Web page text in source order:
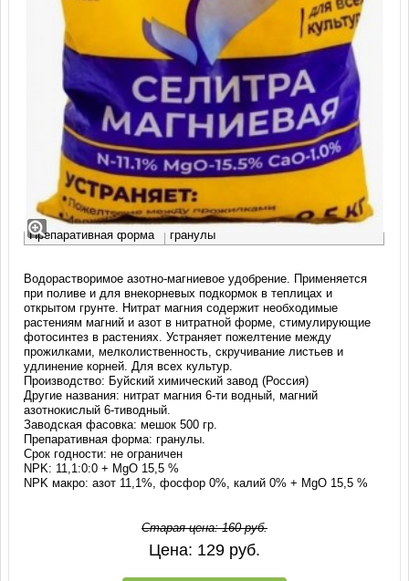
Селитра магниевая (500 гр)
Производство
Буйский химический завод (Россия)
Заводская фасовка
мешок 0,5 кг
Препаративная форма
гранулы
Водорастворимое азотно-магниевое удобрение. Применяется
при поливе и для внекорневых подкормок в теплицах и
открытом грунте. Нитрат магния содержит необходимые
растениям магний и азот в нитратной форме, стимулирующие
фотосинтез в растениях. Устраняет пожелтение между
прожилками, мелколиственность, скручивание листьев и
удлинение корней. Для всех культур.
Производство: Буйский химический завод (Россия)
Другие названия: нитрат магния 6-ти водный, магний
азотнокислый 6-тиводный.
Заводская фасовка: мешок 500 гр.
Препаративная форма: гранулы.
Срок годности: не ограничен
NPK: 11,1:0:0 + MgO 15,5 %
NPK макро: азот 11,1%, фосфор 0%, калий 0% + MgO 15,5 %
Старая цена:160руб.
Цена: 129 руб.